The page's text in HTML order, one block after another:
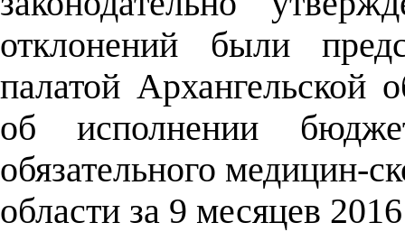
отклонений были
палатой Архангельской
об исполнении
обязательного медицин-
области за 9 месяцев